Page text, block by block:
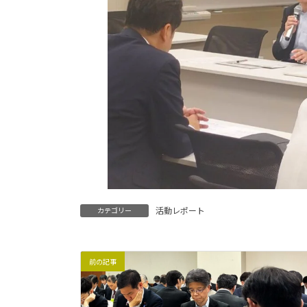
カテゴリー 活動レポート
前の記事